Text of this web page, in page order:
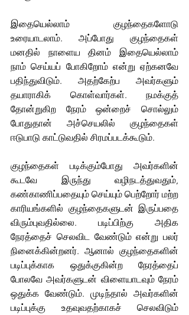
இதையெல்லாம் குழந்தைகளோடு
உரையாடலாம். அப்போது குழந்தைகள்
மனதில் நாளைய தினம் இதையெல்லாம்
நாம் செய்யப் போகிறோம் என்று ஏற்கனவே
பதிந்துவிடும். அதற்கேற்ப அவர்களும்
தயாராகிக் கொள்வார்கள். நமக்குத்
தோன்றுகிற நேரம் ஒன்றைச் சொல்லும்
போதுதான் அச்செயலில் குழந்தைகள்
ஈடுபாடு காட்டுவதில் சிரமப்படக்கூடும்.
குழந்தைகள் படிக்கும்போது அவர்களின்
கூடவே இருந்து வழிநடத்துவதும்,
கண்காணிப்பதையும் செய்யும் பெற்றோர் மற்ற
காரியங்களில் குழந்தைகளுடன் இருப்பதை
விரும்புவதில்லை. படிப்பிற்கு அதிக
நேரத்தைச் செலவிட வேண்டும் என்று பலர்
நினைக்கின்றனர். ஆனால் குழந்தைகளின்
படிப்புக்காக ஒதுக்குகின்ற நேரத்தைப்
போலவே அவர்களுடன் விளையாடவும் நேரம்
ஒதுக்க வேண்டும். முடிந்தால் அவர்களின்
படிப்புக்கு உதவுவதற்காகச் செலவிடும்